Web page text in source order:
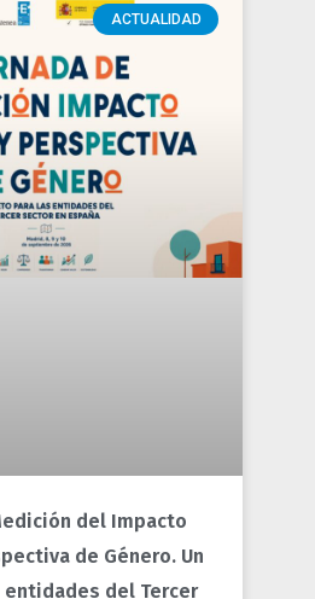
ACTUALIDAD
del Impacto
de Género. Un
entidades del Tercer